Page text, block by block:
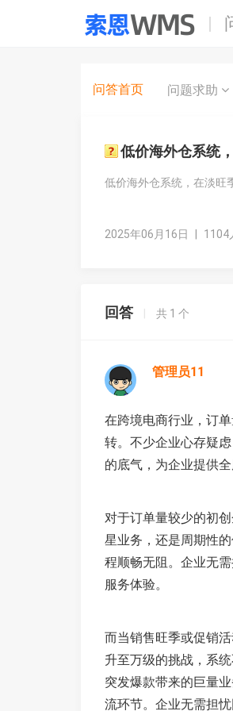
问答首页 问题求助
低价海外仓系统
低价海外仓系统，在淡旺
2025年06月16日 1104
回答 | 共 1 个
管理员11
在跨境电商行业，订
转。不少企业心存疑
的底气，为企业提供
对于订单量较少的初
星业务，还是周期性
程顺畅无阻。企业无
服务体验。
而当销售旺季或促销
升至万级的挑战，系
突发爆款带来的巨量
流环节。企业无需担